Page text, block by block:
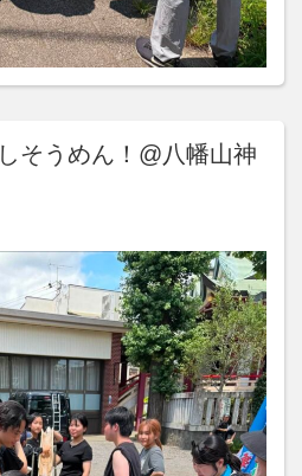
そうめん！@八幡山神